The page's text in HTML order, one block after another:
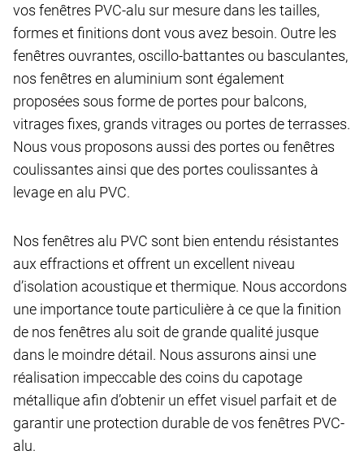
vos fenêtres PVC-alu sur mesure dans les tailles,
formes et finitions dont vous avez besoin. Outre les
fenêtres ouvrantes, oscillo-battantes ou basculantes,
nos fenêtres en aluminium sont également
proposées sous forme de portes pour balcons,
vitrages fixes, grands vitrages ou portes de terrasses.
Nous vous proposons aussi des portes ou fenêtres
coulissantes ainsi que des portes coulissantes à
levage en alu PVC.
Nos fenêtres alu PVC sont bien entendu résistantes
aux effractions et offrent un excellent niveau
d’isolation acoustique et thermique. Nous accordons
une importance toute particulière à ce que la finition
de nos fenêtres alu soit de grande qualité jusque
dans le moindre détail. Nous assurons ainsi une
réalisation impeccable des coins du capotage
métallique afin d’obtenir un effet visuel parfait et de
garantir une protection durable de vos fenêtres PVC-
alu.